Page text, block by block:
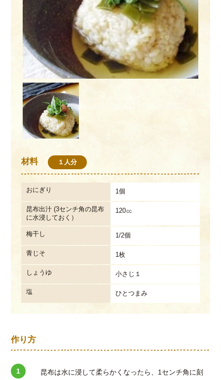
材料 １人分
おにぎり 1個
昆布出汁 (3センチ角の昆布
に水浸しておく）
120㏄
梅干し 1/2個
青じそ 1枚
しょうゆ 小さじ１
塩 ひとつまみ
作り方
昆布は水に浸して柔らかくなったら、1センチ角に刻